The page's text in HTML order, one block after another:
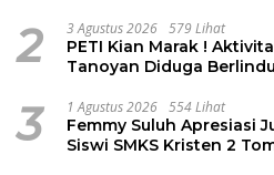
2 3 Agustus 2026 579 Lihat
PETI Kian Marak !
Tanoyan Diduga
3 1 Agustus 2026 554 Lihat
Femmy Suluh Apresiasi
Siswi SMKS Kristen 2